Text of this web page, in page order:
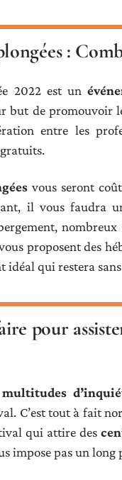
:
2022 est un
but de promouvoir
entre les
vous seront
il vous faudra
proposent des
idéal qui restera
pour
multitudes
C’est tout à fait
qui attire des
impose pas un long